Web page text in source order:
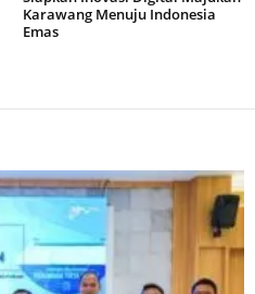
Karawang Menuju Indonesia
Emas